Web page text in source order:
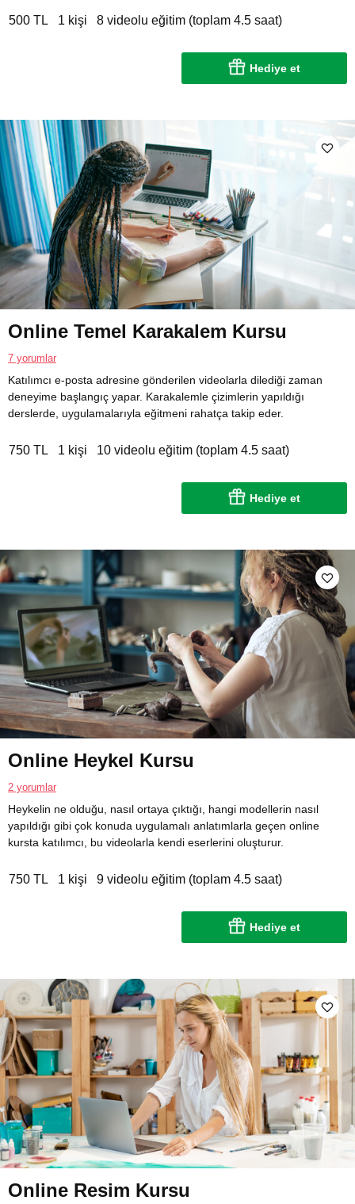
500 TL 1 kişi 8 videolu eğitim (toplam 4.5 saat)
Hediye et
Online Temel Karakalem Kursu
7 yorumlar
Katılımcı e-posta adresine gönderilen videolarla dilediği zaman
deneyime başlangıç yapar. Karakalemle çizimlerin yapıldığı
derslerde, uygulamalarıyla eğitmeni rahatça takip eder.
750 TL 1 kişi 10 videolu eğitim (toplam 4.5 saat)
Hediye et
Online Heykel Kursu
2 yorumlar
Heykelin ne olduğu, nasıl ortaya çıktığı, hangi modellerin nasıl
yapıldığı gibi çok konuda uygulamalı anlatımlarla geçen online
kursta katılımcı, bu videolarla kendi eserlerini oluşturur.
750 TL 1 kişi 9 videolu eğitim (toplam 4.5 saat)
Hediye et
Online Resim Kursu